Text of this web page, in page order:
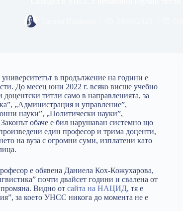
в продължение на години е
До месец юни 2022 г. всяко висше учебно
титли само в направленията, за
„Администрация и управление”,
науки”, „Политически науки”,
обаче е бил нарушаван системно що
един професор и трима доценти,
на вуза с огромни суми, изплатени като
е обявена Даниела Кох-Кожухарова,
почти двайсет години и свалена от
промяна. Видно от сайта на НАЦИД, тя е
за което УНСС никога до момента не е